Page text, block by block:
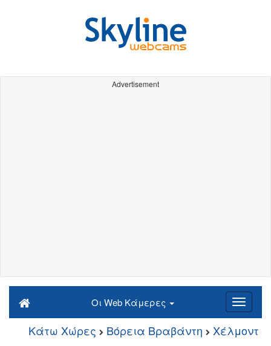
Advertisement
Οι Web Κάμερες
Κάτω Χώρες Βόρεια Βραβάντη Χέλμοντ